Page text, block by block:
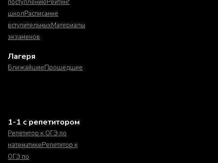
поступлениюРейтинг
школРасписание
вступительныхМатериалы
экзаменов
Лагеря
БлижайшиеПрошедшие
1-1 с репетитором
Репетитор к ОГЭ по
математикеРепетитор к
ОГЭ по